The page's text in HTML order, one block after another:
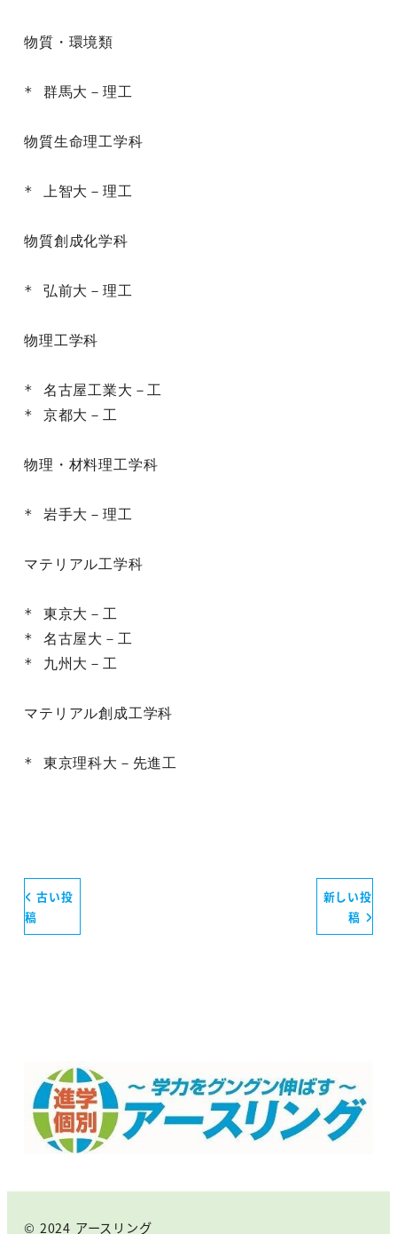
物質・環境類
* 群馬大－理工
物質生命理工学科
* 上智大－理工
物質創成化学科
* 弘前大－理工
物理工学科
* 名古屋工業大－工
* 京都大－工
物理・材料理工学科
* 岩手大－理工
マテリアル工学科
* 東京大－工
* 名古屋大－工
* 九州大－工
マテリアル創成工学科
* 東京理科大－先進工
古い投
稿
新しい投
稿
© 2024 アースリング